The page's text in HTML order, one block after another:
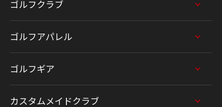
ゴルフクラブ
ゴルフアパレル
ゴルフギア
カスタムメイドクラブ